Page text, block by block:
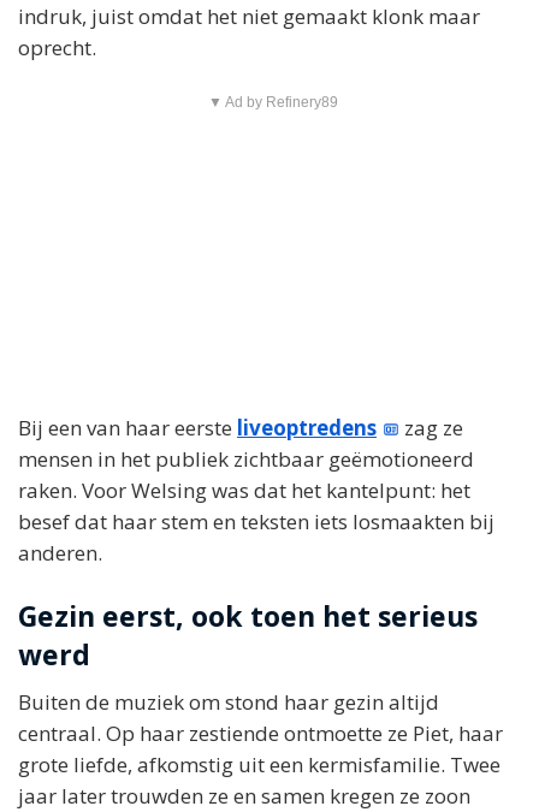
indruk, juist omdat het niet gemaakt klonk maar
oprecht.
▼ Ad by Refinery89
Bij een van haar eerste liveoptredens
zag ze
mensen in het publiek zichtbaar geëmotioneerd
raken. Voor Welsing was dat het kantelpunt: het
besef dat haar stem en teksten iets losmaakten bij
anderen.
Gezin eerst, ook toen het serieus
werd
Buiten de muziek om stond haar gezin altijd
centraal. Op haar zestiende ontmoette ze Piet, haar
grote liefde, afkomstig uit een kermisfamilie. Twee
jaar later trouwden ze en samen kregen ze zoon